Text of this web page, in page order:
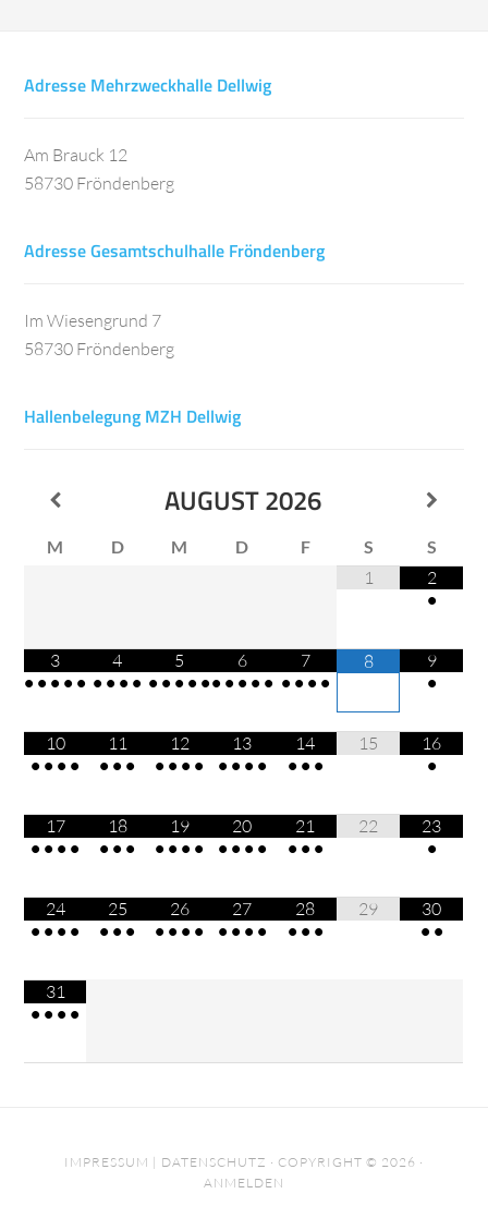
Adresse Mehrzweckhalle Dellwig
Am Brauck 12
58730 Fröndenberg
Adresse Gesamtschulhalle Fröndenberg
Im Wiesengrund 7
58730 Fröndenberg
Hallenbelegung MZH Dellwig
AUGUST2026
M D M D F S S
1 2
•
3
• • • • •
4
• • • •
5
• • • • •
6
• • • • •
7
• • • •
8 9
•
10
• • • •
11
• • •
12
• • • •
13
• • • •
14
• • •
15 16
•
17
• • • •
18
• • •
19
• • • •
20
• • • •
21
• • •
22 23
•
24
• • • •
25
• • •
26
• • • •
27
• • • •
28
• • •
29 30
• •
31
• • • •
IMPRESSUM | DATENSCHUTZ · COPYRIGHT © 2026 ·
ANMELDEN